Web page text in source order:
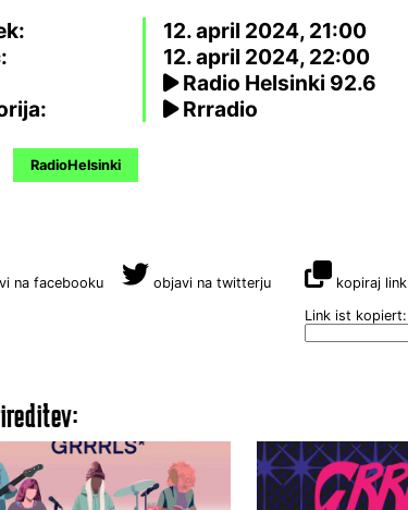
12. april 2024, 21:00
12. april 2024, 22:00
Radio Helsinki 92.6
Rrradio
RadioHelsinki
na facebooku objavi na twitterju
kopiraj link
Link ist kopiert: